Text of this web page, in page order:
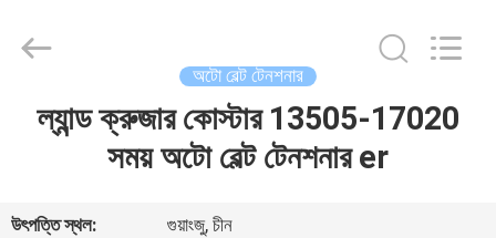
বাড়ি
PARTS
Reserved.
অটো বেল্ট টেনশনার
ল্যান্ড ক্রুজার কোস্টার 13505-17020
সময় অটো বেল্ট টেনশনার er
উৎপত্তি স্থল:
গুয়াংজু, চীন